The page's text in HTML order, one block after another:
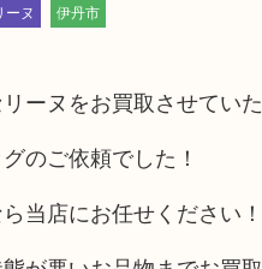
ーヌ 伊丹市
ーヌをお買取させてい
のご依頼でした！
当店にお任せください！